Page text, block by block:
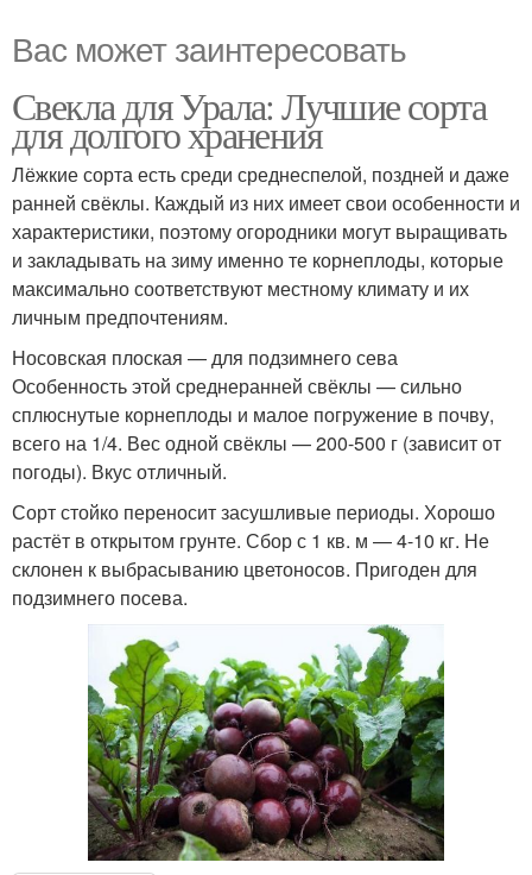
Вас может заинтересовать
Свекла для Урала: Лучшие сорта
для долгого хранения
Лёжкие сорта есть среди среднеспелой, поздней и даже
ранней свёклы. Каждый из них имеет свои особенности и
характеристики, поэтому огородники могут выращивать
и закладывать на зиму именно те корнеплоды, которые
максимально соответствуют местному климату и их
личным предпочтениям.
Носовская плоская — для подзимнего сева
Особенность этой среднеранней свёклы — сильно
сплюснутые корнеплоды и малое погружение в почву,
всего на 1/4. Вес одной свёклы — 200-500 г (зависит от
погоды). Вкус отличный.
Сорт стойко переносит засушливые периоды. Хорошо
растёт в открытом грунте. Сбор с 1 кв. м — 4-10 кг. Не
склонен к выбрасыванию цветоносов. Пригоден для
подзимнего посева.